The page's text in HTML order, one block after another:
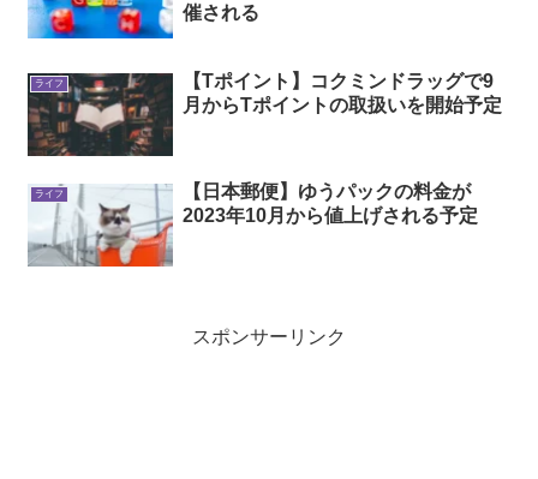
催される
ライフ
【Tポイント】コクミンドラッグで9
月からTポイントの取扱いを開始予定
ライフ
【日本郵便】ゆうパックの料金が
2023年10月から値上げされる予定
スポンサーリンク